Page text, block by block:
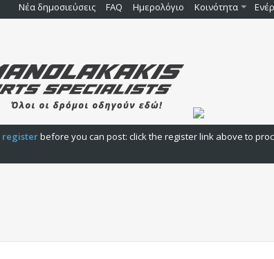
Νέα δημοσιεύσεις FAQ Ημερολόγιο Κοινότητα
registerbefore you can post: click the register link above to